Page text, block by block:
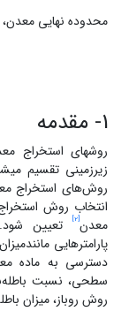
محدوده‌ نهایی معدن،
1- مقدمه
روش­های استخراج
زیرزمینی تقسیم
روش‌های استخراج
انتخاب روش استخراج
معدن[2]
تعیین
پارامترهایی
دسترسی به ماده‌
سطحی، نسبت
روش روباز، میزان